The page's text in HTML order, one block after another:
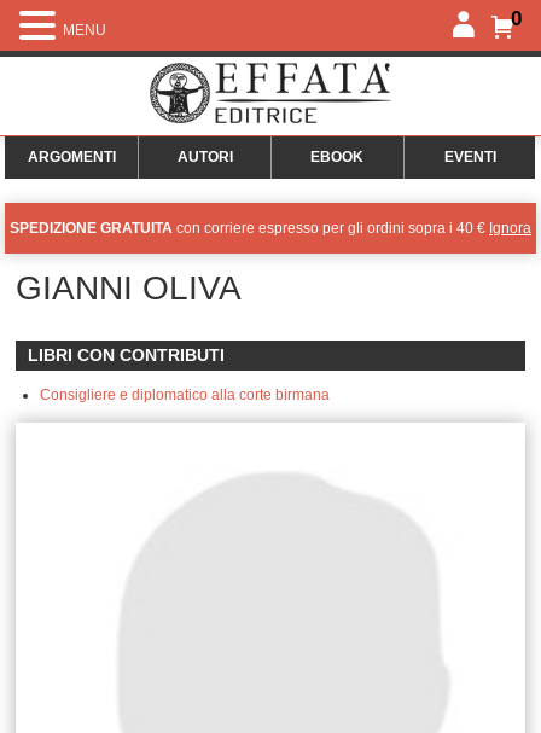
0
ARGOMENTI AUTORI EBOOK EVENTI
SPEDIZIONE GRATUITA con corriere espresso per gli ordini sopra i 40 € Ignora
GIANNI OLIVA
LIBRI CON CONTRIBUTI
Consigliere e diplomatico alla corte birmana
MENU